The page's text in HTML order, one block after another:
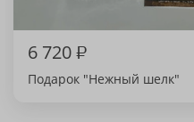
6 720₽
Подарок "Нежный шелк"